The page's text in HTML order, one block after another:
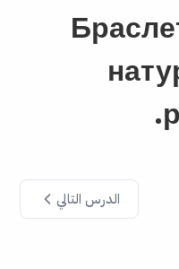
الدرس التالي